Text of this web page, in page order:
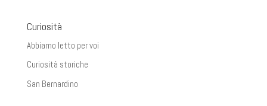
Curiosità
Abbiamo letto per voi
Curiosità storiche
San Bernardino